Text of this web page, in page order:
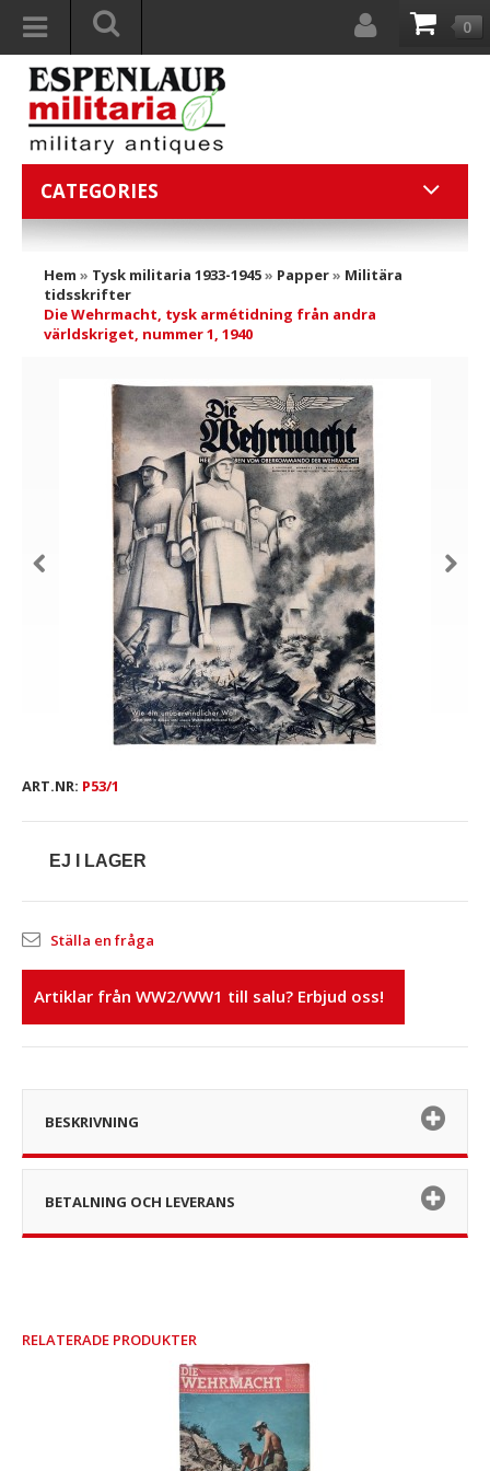
0
CATEGORIES
Hem » Tysk militaria 1933-1945» Papper» Militära
tidsskrifter
Die Wehrmacht, tysk armétidning från andra
världskriget, nummer 1, 1940
ART.NR: P53/1
EJ I LAGER
Ställa en fråga
Artiklar från WW2/WW1 till salu? Erbjud oss!
BESKRIVNING
BETALNING OCH LEVERANS
RELATERADE PRODUKTER